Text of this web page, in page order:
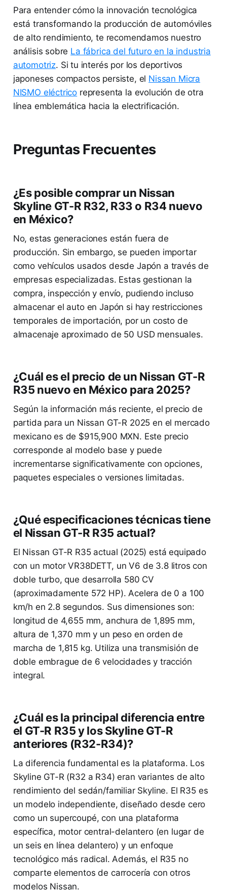
Para entender cómo la innovación tecnológica
está transformando la producción de automóviles
de alto rendimiento, te recomendamos nuestro
análisis sobre La fábrica del futuro en la industria
automotriz. Si tu interés por los deportivos
japoneses compactos persiste, el Nissan Micra
NISMO eléctrico representa la evolución de otra
línea emblemática hacia la electrificación.
Preguntas Frecuentes
¿Es posible comprar un Nissan
Skyline GT-R R32, R33 o R34 nuevo
en México?
No, estas generaciones están fuera de
producción. Sin embargo, se pueden importar
como vehículos usados desde Japón a través de
empresas especializadas. Estas gestionan la
compra, inspección y envío, pudiendo incluso
almacenar el auto en Japón si hay restricciones
temporales de importación, por un costo de
almacenaje aproximado de 50 USD mensuales.
¿Cuál es el precio de un Nissan GT-R
R35 nuevo en México para 2025?
Según la información más reciente, el precio de
partida para un Nissan GT-R 2025 en el mercado
mexicano es de $915,900 MXN. Este precio
corresponde al modelo base y puede
incrementarse significativamente con opciones,
paquetes especiales o versiones limitadas.
¿Qué especificaciones técnicas tiene
el Nissan GT-R R35 actual?
El Nissan GT-R R35 actual (2025) está equipado
con un motor VR38DETT, un V6 de 3.8 litros con
doble turbo, que desarrolla 580 CV
(aproximadamente 572 HP). Acelera de 0 a 100
km/h en 2.8 segundos. Sus dimensiones son:
longitud de 4,655 mm, anchura de 1,895 mm,
altura de 1,370 mm y un peso en orden de
marcha de 1,815 kg. Utiliza una transmisión de
doble embrague de 6 velocidades y tracción
integral.
¿Cuál es la principal diferencia entre
el GT-R R35 y los Skyline GT-R
anteriores (R32-R34)?
La diferencia fundamental es la plataforma. Los
Skyline GT-R (R32 a R34) eran variantes de alto
rendimiento del sedán/familiar Skyline. El R35 es
un modelo independiente, diseñado desde cero
como un supercoupé, con una plataforma
específica, motor central-delantero (en lugar de
un seis en línea delantero) y un enfoque
tecnológico más radical. Además, el R35 no
comparte elementos de carrocería con otros
modelos Nissan.